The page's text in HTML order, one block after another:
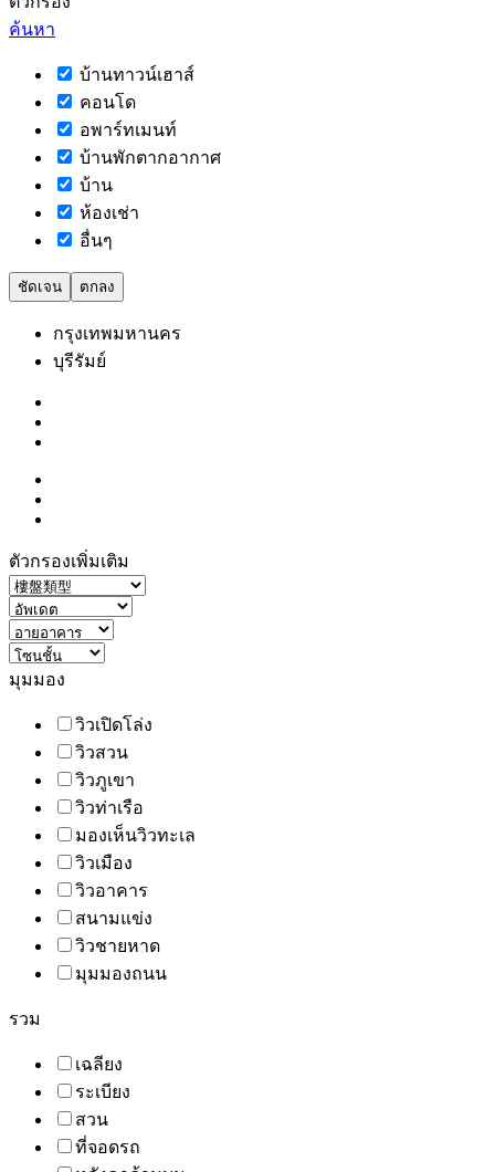
ค้นหา
บ้านทาวน์เฮาส์
คอนโด
อพาร์ทเมนท์
บ้านพักตากอากาศ
บ้าน
ห้องเช่า
อื่นๆ
ชัดเจน ตกลง
กรุงเทพมหานคร
บุรีรัมย์
ตัวกรองเพิ่มเติม
มุมมอง
วิวเปิดโล่ง
วิวสวน
วิวภูเขา
วิวท่าเรือ
มองเห็นวิวทะเล
วิวเมือง
วิวอาคาร
สนามแข่ง
วิวชายหาด
มุมมองถนน
รวม
เฉลียง
ระเบียง
สวน
ที่จอดรถ